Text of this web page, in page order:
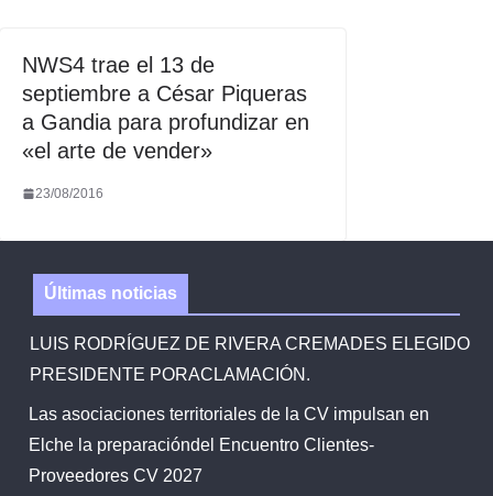
NWS4 trae el 13 de
septiembre a César Piqueras
a Gandia para profundizar en
«el arte de vender»
23/08/2016
Últimas noticias
LUIS RODRÍGUEZ DE RIVERA CREMADES ELEGIDO
PRESIDENTE PORACLAMACIÓN.
Las asociaciones territoriales de la CV impulsan en
Elche la preparacióndel Encuentro Clientes-
Proveedores CV 2027